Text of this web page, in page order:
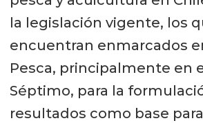
la legislación vigente, los
encuentran enmarcados
Pesca, principalmente en
Séptimo, para la
resultados como base para